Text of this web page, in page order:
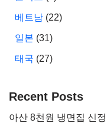
베트남 (22)
일본 (31)
태국 (27)
Recent Posts
아산 8천원 냉면집 신